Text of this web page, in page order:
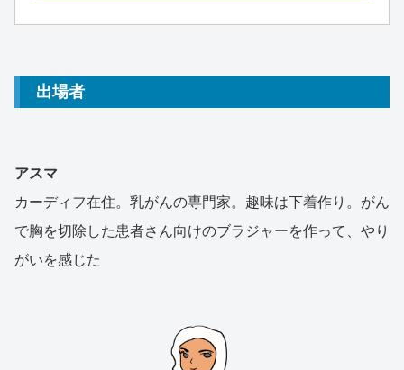
出場者
アスマ
カーディフ在住。乳がんの専門家。趣味は下着作り。がん
で胸を切除した患者さん向けのブラジャーを作って、やり
がいを感じた